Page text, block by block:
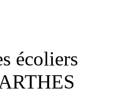
écoliers